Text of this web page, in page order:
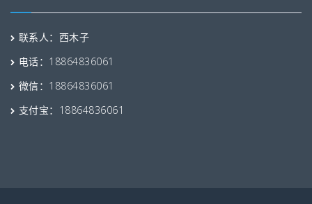
联系人：西木子
电话：18864836061
微信：18864836061
支付宝：18864836061